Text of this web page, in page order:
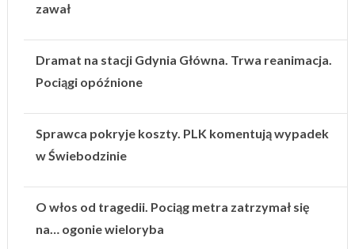
zawał
Dramat na stacji Gdynia Główna. Trwa reanimacja.
Pociągi opóźnione
Sprawca pokryje koszty. PLK komentują wypadek
w Świebodzinie
O włos od tragedii. Pociąg metra zatrzymał się
na… ogonie wieloryba